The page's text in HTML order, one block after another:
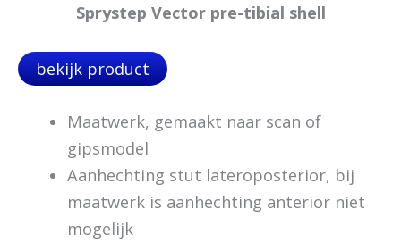
Sprystep Vector pre-tibial shell
bekijk product
Maatwerk, gemaakt naar scan of
gipsmodel
Aanhechting stut lateroposterior, bij
maatwerk is aanhechting anterior niet
mogelijk